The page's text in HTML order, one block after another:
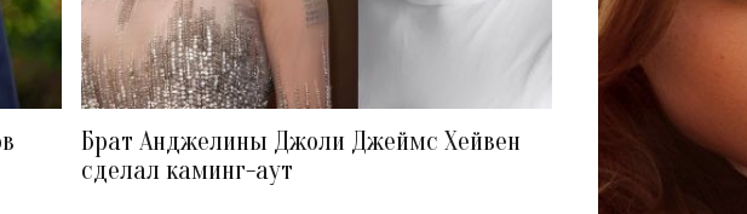
Брат Анджелины Джоли Джеймс Хейвен
сделал каминг-аут